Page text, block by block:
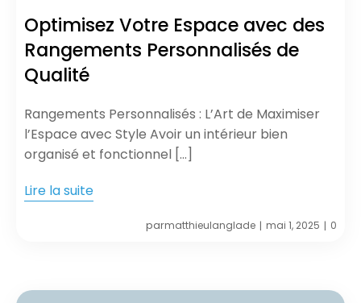
Optimisez Votre Espace avec des
Rangements Personnalisés de
Qualité
Rangements Personnalisés : L’Art de Maximiser
l’Espace avec Style Avoir un intérieur bien
organisé et fonctionnel […]
Lire la suite
parmatthieulanglade | mai 1, 2025 | 0